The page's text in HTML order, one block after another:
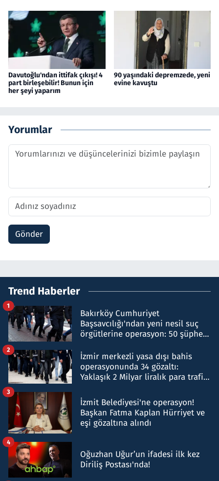
Davutoğlu'ndan ittifak çıkışı! 4
part birleşebilir! Bunun için
her şeyi yaparım
90 yaşındaki depremzede, yeni
evine kavuştu
Yorumlar
Gönder
Trend Haberler
Bakırköy Cumhuriyet
Başsavcılığı'ndan yeni nesil suç
örgütlerine operasyon: 50 şüpheli
1
İzmir merkezli yasa dışı bahis
operasyonunda 34 gözaltı:
Yaklaşık 2 Milyar liralık para trafiği
2
İzmit Belediyesi'ne operasyon!
Başkan Fatma Kaplan Hürriyet ve
eşi gözaltına alındı
3
Oğuzhan Uğur’un ifadesi ilk kez
Diriliş Postası'nda!
4